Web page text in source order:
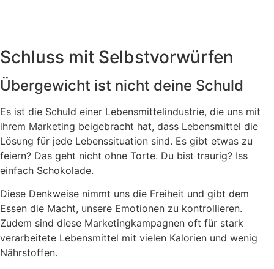
Schluss mit Selbstvorwürfen
Übergewicht ist nicht deine Schuld
Es ist die Schuld einer Lebensmittelindustrie, die uns mit
ihrem Marketing beigebracht hat, dass Lebensmittel die
Lösung für jede Lebenssituation sind. Es gibt etwas zu
feiern? Das geht nicht ohne Torte. Du bist traurig? Iss
einfach Schokolade.
Diese Denkweise nimmt uns die Freiheit und gibt dem
Essen die Macht, unsere Emotionen zu kontrollieren.
Zudem sind diese Marketingkampagnen oft für stark
verarbeitete Lebensmittel mit vielen Kalorien und wenig
Nährstoffen.